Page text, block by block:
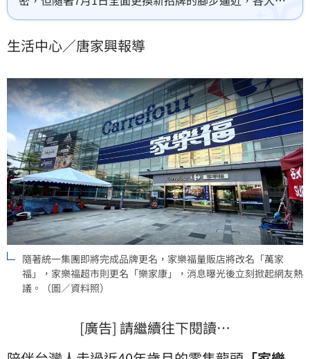
市外牆已悄悄拆除舊招牌、露出斑駁痕跡。《三立新聞
「萬家福」；超市改名「樂家康」，消息一出立刻引發
「這名字真的太難記了！」(記者唐家興)
生活中心／唐家興報導
隨著統一集團即將完成品牌更名，家樂福量販店將改名「萬家
福」，家樂福超市則更名「樂家康」，消息曝光後立刻掀起網友熱
議。（圖／資料照）
[廣告] 請繼續往下閱讀…